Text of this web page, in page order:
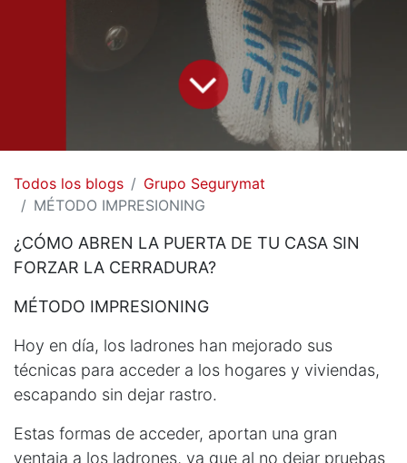
Todos los blogs
Grupo Segurymat
MÉTODO IMPRESIONING
¿CÓMO ABREN LA PUERTA DE TU CASA SIN
FORZAR LA CERRADURA?
MÉTODO IMPRESIONING
Hoy en día, los ladrones han mejorado sus
técnicas para acceder a los hogares y viviendas,
escapando sin dejar rastro.
Estas formas de acceder, aportan una gran
ventaja a los ladrones, ya que al no dejar pruebas